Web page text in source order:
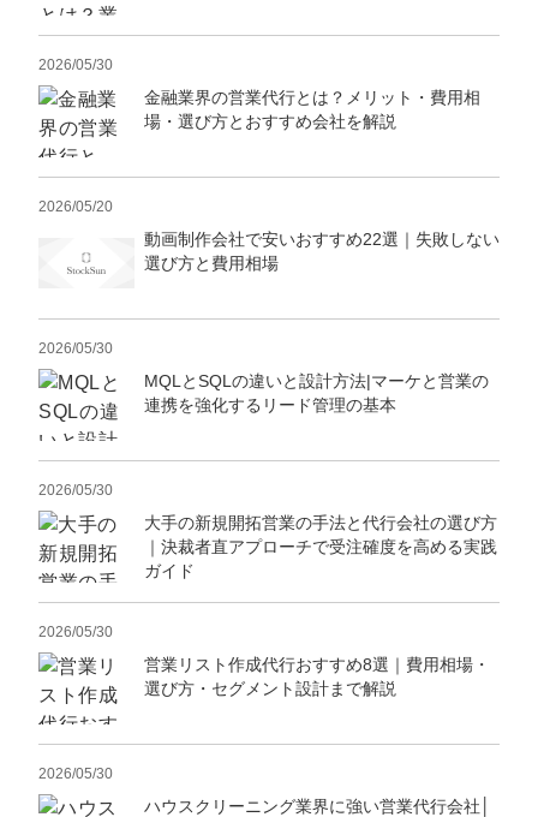
2026/05/30
金融業界の営業代行とは？メリット・費用相
場・選び方とおすすめ会社を解説
2026/05/20
動画制作会社で安いおすすめ22選｜失敗しない
選び方と費用相場
2026/05/30
MQLとSQLの違いと設計方法|マーケと営業の
連携を強化するリード管理の基本
2026/05/30
大手の新規開拓営業の手法と代行会社の選び方
｜決裁者直アプローチで受注確度を高める実践
ガイド
2026/05/30
営業リスト作成代行おすすめ8選｜費用相場・
選び方・セグメント設計まで解説
2026/05/30
ハウスクリーニング業界に強い営業代行会社│